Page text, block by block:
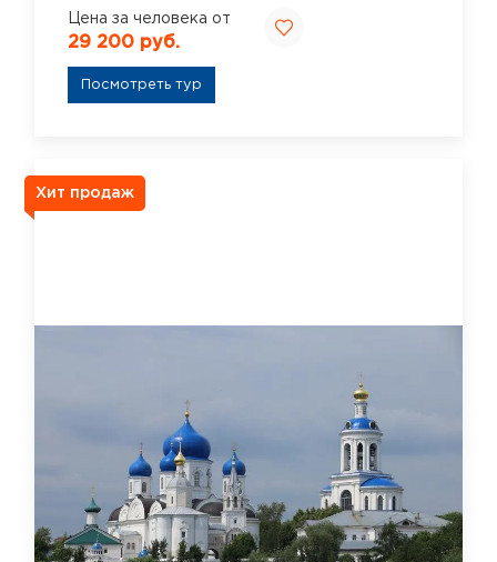
Цена за человека от
29 200 руб.
Посмотреть тур
Хит продаж